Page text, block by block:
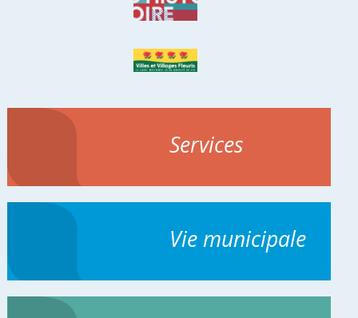
Services
Vie municipale